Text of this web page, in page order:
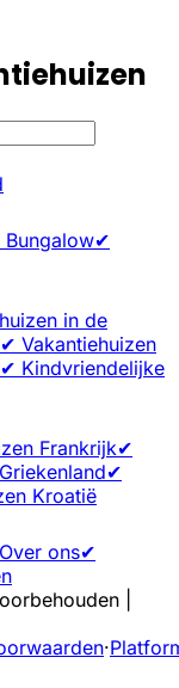
Bungalow✔
in de
✔ Vakantiehuizen
✔ Kindvriendelijke
Frankrijk✔
✔
Kroatië
ons✔
|
·